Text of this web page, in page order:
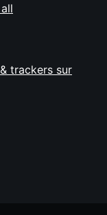
trackers sur